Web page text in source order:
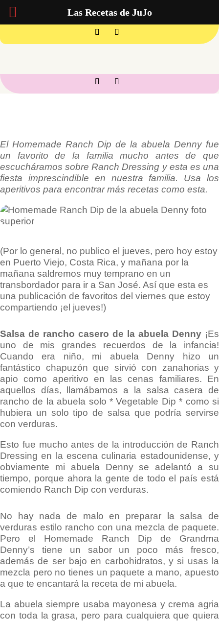
El Homemade Ranch Dip de la abuela Denny fue
un favorito de la familia mucho antes de que
escucháramos sobre Ranch Dressing y esta es una
fiesta imprescindible en nuestra familia. Usa los
aperitivos para encontrar más recetas como esta.
(Por lo general, no publico el jueves, pero hoy estoy
en Puerto Viejo, Costa Rica, y mañana por la
mañana saldremos muy temprano en un
transbordador para ir a San José. Así que esta es
una publicación de favoritos del viernes que estoy
compartiendo ¡el jueves!)
Salsa de rancho casero de la abuela Denny ¡Es
uno de mis grandes recuerdos de la infancia!
Cuando era niño, mi abuela Denny hizo un
fantástico chapuzón que sirvió con zanahorias y
apio como aperitivo en las cenas familiares. En
aquellos días, llamábamos a la salsa casera de
rancho de la abuela solo * Vegetable Dip * como si
hubiera un solo tipo de salsa que podría servirse
con verduras.
Esto fue mucho antes de la introducción de Ranch
Dressing en la escena culinaria estadounidense, y
obviamente mi abuela Denny se adelantó a su
tiempo, porque ahora la gente de todo el país está
comiendo Ranch Dip con verduras.
No hay nada de malo en preparar la salsa de
verduras estilo rancho con una mezcla de paquete.
Pero el Homemade Ranch Dip de Grandma
Denny’s tiene un sabor un poco más fresco,
además de ser bajo en carbohidratos, y si usas la
mezcla pero no tienes un paquete a mano, apuesto
a que te encantará la receta de mi abuela.
La abuela siempre usaba mayonesa y crema agria
con toda la grasa, pero para cualquiera que quiera
Las Recetas de JuJo